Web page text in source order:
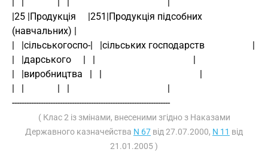
|25 |Продукція     |251|Продукція підсобних
(навчальних) |
|   |сільськогоспо-|   |сільських господарств                    |
|   |дарського     |   |                                         |
|   |виробництва   |   |                                         |
|   |              |   |                                         |
------------------------------------------------------------------
( Клас 2 із змінами, внесеними згідно з Наказами
Державного казначейства N 67 від 27.07.2000, N 11 від
21.01.2005 )